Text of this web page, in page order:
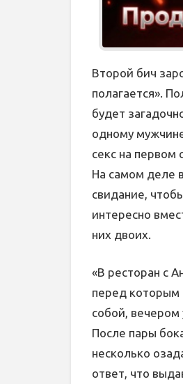
Второй бич
полагается».
будет
одному
секс на первом
На самом деле
свидание,
интересно
них двоих.
«В ресторан с
перед которым
собой, вечером
После пары
несколько
ответ, что